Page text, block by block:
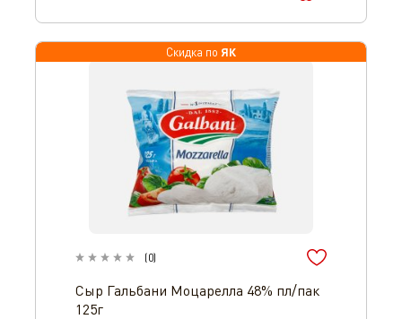
Скидка по ЯК
(0)
Сыр Гальбани Моцарелла 48% пл/пак
125г